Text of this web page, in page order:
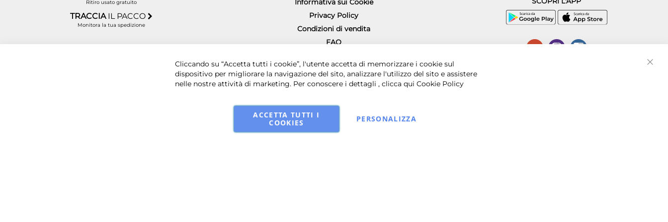
Ritiro usato gratuito
TRACCIA IL PACCO
Monitora la tua spedizione
Informativa sui Cookie
Privacy Policy
Condizioni di vendita
FAQ
Copyright © 2025 BYTECNO S.R.L. Cap. Soc. 50.000 € i.v. - Sede legale in via Principe di Piemonte 199, 80026 Casoria (NA) - P.I. 07016001211, C.C.I.A.A. Napoli, REA 856312.